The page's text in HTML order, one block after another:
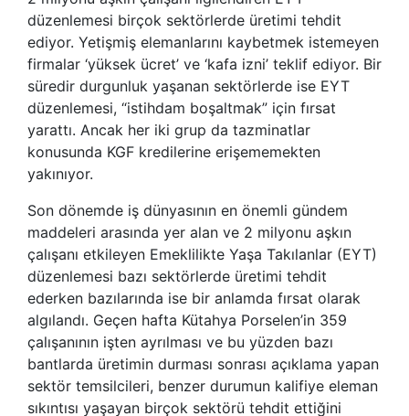
düzenlemesi birçok sektörlerde üretimi tehdit
ediyor. Yetişmiş elemanlarını kaybetmek istemeyen
firmalar ‘yüksek ücret’ ve ‘kafa izni’ teklif ediyor. Bir
süredir durgunluk yaşanan sektörlerde ise EYT
düzenlemesi, “istihdam boşaltmak” için fırsat
yarattı. Ancak her iki grup da tazminatlar
konusunda KGF kredilerine erişememekten
yakınıyor.
Son dönemde iş dünyasının en önemli gündem
maddeleri arasında yer alan ve 2 milyonu aşkın
çalışanı etkileyen Emeklilikte Yaşa Takılanlar (EYT)
düzenlemesi bazı sektörlerde üretimi tehdit
ederken bazılarında ise bir anlamda fırsat olarak
algılandı. Geçen hafta Kütahya Porselen’in 359
çalışanının işten ayrılması ve bu yüzden bazı
bantlarda üretimin durması sonrası açıklama yapan
sektör temsilcileri, benzer durumun kalifiye eleman
sıkıntısı yaşayan birçok sektörü tehdit ettiğini